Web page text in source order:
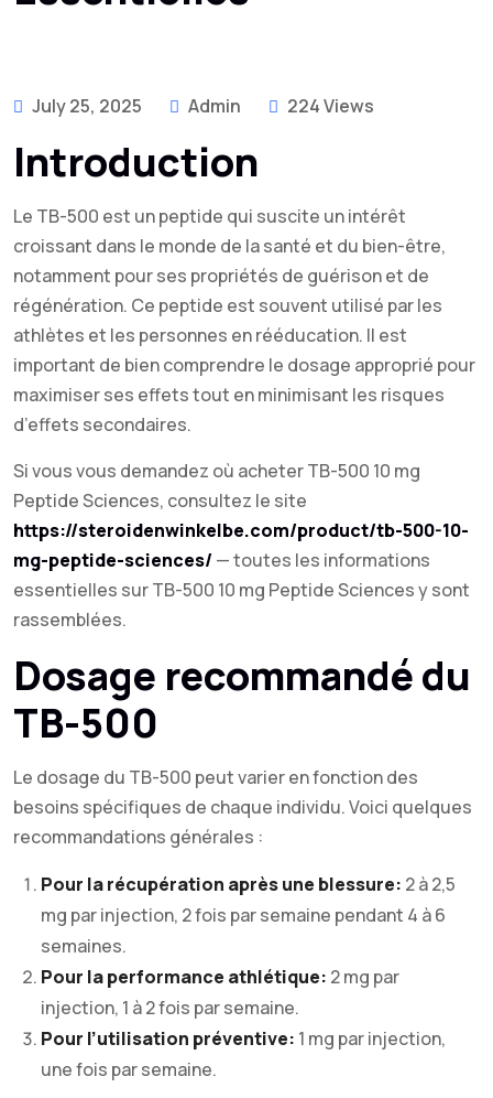
July 25, 2025 Admin 224 Views
Introduction
Le TB-500 est un peptide qui suscite un intérêt
croissant dans le monde de la santé et du bien-être,
notamment pour ses propriétés de guérison et de
régénération. Ce peptide est souvent utilisé par les
athlètes et les personnes en rééducation. Il est
important de bien comprendre le dosage approprié pour
maximiser ses effets tout en minimisant les risques
d’effets secondaires.
Si vous vous demandez où acheter TB-500 10 mg
Peptide Sciences, consultez le site
https://steroidenwinkelbe.com/product/tb-500-10-
mg-peptide-sciences/ — toutes les informations
essentielles sur TB-500 10 mg Peptide Sciences y sont
rassemblées.
Dosage recommandé du
TB-500
Le dosage du TB-500 peut varier en fonction des
besoins spécifiques de chaque individu. Voici quelques
recommandations générales :
Pour la récupération après une blessure: 2 à 2,5
mg par injection, 2 fois par semaine pendant 4 à 6
semaines.
Pour la performance athlétique: 2 mg par
injection, 1 à 2 fois par semaine.
Pour l’utilisation préventive: 1 mg par injection,
une fois par semaine.